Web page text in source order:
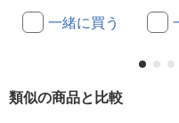
一緒に買う
類似の商品と比較